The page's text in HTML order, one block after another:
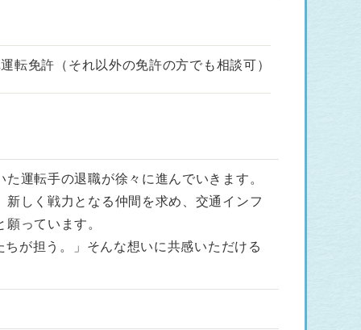
転免許（それ以外の免許の方でも相談可）
運転手の退職が徐々に進んでいきます。
しく戦力となる仲間を求め、交通インフ
っています。
が担う。」そんな想いに共感いただける